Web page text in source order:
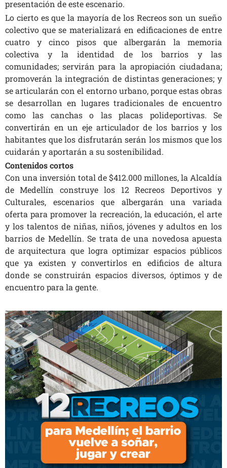
presentación de este escenario.
Lo cierto es que la mayoría de los Recreos son un sueño
colectivo que se materializará en edificaciones de entre
cuatro y cinco pisos que albergarán la memoria
colectiva y la identidad de los barrios y las
comunidades; servirán para la apropiación ciudadana;
promoverán la integración de distintas generaciones; y
se articularán con el entorno urbano, porque estas obras
se desarrollan en lugares tradicionales de encuentro
como las canchas o las placas polideportivas. Se
convertirán en un eje articulador de los barrios y los
habitantes que los disfrutarán serán los mismos que los
cuidarán y aportarán a su sostenibilidad.
Contenidos cortos
Con una inversión total de $412.000 millones, la Alcaldía
de Medellín construye los 12 Recreos Deportivos y
Culturales, escenarios que albergarán una variada
oferta para promover la recreación, la educación, el arte
y los talentos de niñas, niños, jóvenes y adultos en los
barrios de Medellín. Se trata de una novedosa apuesta
de arquitectura que logra optimizar espacios públicos
que ya existen y convertirlos en edificios de altura
donde se construirán espacios diversos, óptimos y de
encuentro para la gente.